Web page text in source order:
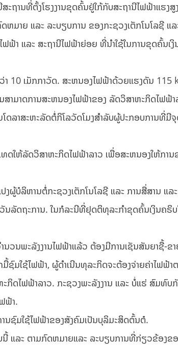
ານທີ່ຕັ້ງໂຮງງານຂຸດຄົ້ນຢູ່ໃກ້ກັບສະຖານີໄຟຟ້າແຮງສູ
ມາຍ ແລະ ລະບຽບການ ຂອງກະຊວງເຕັກໂນໂລຊີ ແ
ຟ້າ ແລະ ສະຖານີໄຟຟ້າຍ່ອຍ ທີ່ນໍາໃຊ້ໃນການຂຸດຄົ້ນເ
າ 10 ເມັກກາວັດ. ສະຫນອງໄຟຟ້າດ້ວຍແຮງດັນ 115
າມາດການສະຫນອງໄຟຟ້າຂອງ ລັດວິສາຫະກິດໄຟຟ້າ
ດລາສະຫະລັດຕໍ່ກິໂລວັດໂມງສໍາລັບຜູ້ປະກອບການທີ່ມີຈຸ
ທດໃຫ້ລັດວິສາຫະກິດໄຟຟ້າລາວ ເພື່ອສະຫນອງໃຫ້ການ
ຜູ້ບໍລິຫານຕໍ່ກະຊວງເຕັກໂນໂລຊີ ແລະ ການສື່ສານ ແລ
ນລັດຖະການ. ໃນກໍລະນີທີ່ຢຸດຕິທຸລະກໍາຂຸດຄົ້ນເງິນຄຣິ
ວນພະລັງງານໄຟຟ້າແລ້ວ ຕ້ອງມີການເຊັນສັນຍາຊື້-ຂ
ຊົມໃຊ້ໄຟຟ້າ, ຜູ້ດໍາເນີນທຸລະກິດຈະຕ້ອງຈ່າຍຄ່າໄຟຟ້າ
ດໄຟຟ້າລາວ. ກະຊວງພະລັງງານ ແລະ ບໍ່ແຮ່ ສົມທົບ
ຟ້າ.
ນຊົມໃຊ້ໄຟຟ້າຂອງສັງຄົມເປັນບຸລິມະສິດຕົ້ນຕໍ.
ແລະ ຕາມກົດຫມາຍແລະ ລະບຽບການທີ່ກ່ຽວຂ້ອງຂ